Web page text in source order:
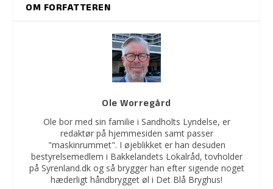
OM FORFATTEREN
Ole Worregård
Ole bor med sin familie i Sandholts Lyndelse, er
redaktør på hjemmesiden samt passer
"maskinrummet". I øjeblikket er han desuden
bestyrelsemedlem i Bakkelandets Lokalråd, tovholder
på Syrenland.dk og så brygger han efter sigende noget
hæderligt håndbrygget øl i Det Blå Bryghus!